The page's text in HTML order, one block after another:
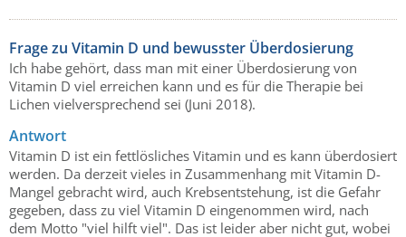
Frage zu Vitamin D und bewusster Überdosierung
Ich habe gehört, dass man mit einer Überdosierung von
Vitamin D viel erreichen kann und es für die Therapie bei
Lichen vielversprechend sei (Juni 2018).
Antwort
Vitamin D ist ein fettlösliches Vitamin und es kann überdosiert
werden. Da derzeit vieles in Zusammenhang mit Vitamin D-
Mangel gebracht wird, auch Krebsentstehung, ist die Gefahr
gegeben, dass zu viel Vitamin D eingenommen wird, nach
dem Motto "viel hilft viel". Das ist leider aber nicht gut, wobei